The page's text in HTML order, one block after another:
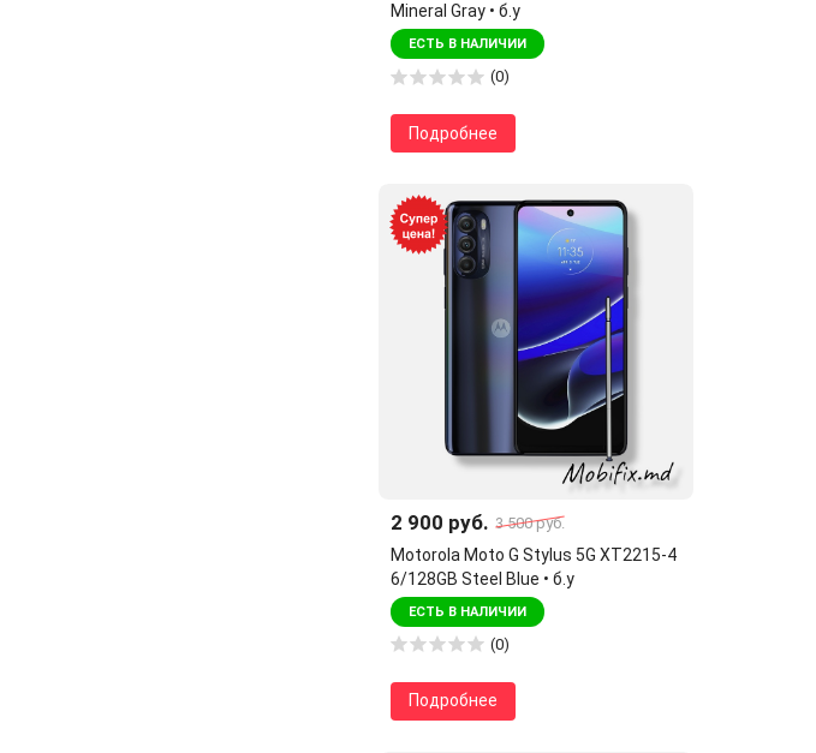
Mineral Gray • б.у
ЕСТЬ В НАЛИЧИИ
(0)
Подробнее
2 900 руб. 3 500 руб.
Motorola Moto G Stylus 5G XT2215-4
6/128GB Steel Blue • б.у
ЕСТЬ В НАЛИЧИИ
(0)
Подробнее